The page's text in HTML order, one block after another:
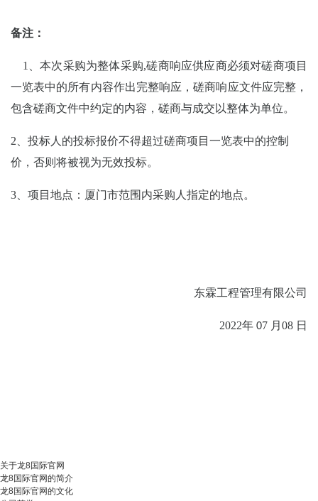
备注：
1、本次采购为整体采购,磋商响应供应商必须对磋商项目
一览表中的所有内容作出完整响应，磋商响应文件应完整，
包含磋商文件中约定的内容，磋商与成交以整体为单位。
2 、投标人的投标报价不得超过磋商项目一览表中的控制
价，否则将被视为无效投标。
3、 项目地点：厦门市范围内采购人指定的地点。
东霖工程管理有限公司
2022年 07 月 08 日
关于龙8国际官网
龙8国际官网的简介
龙8国际官网的文化